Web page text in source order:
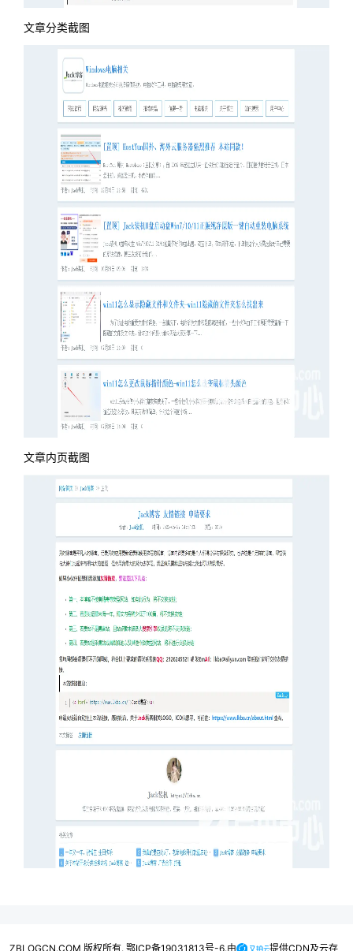
文章分类截图
文章内页截图
ZBLOGCN.COM 版权所有. 鄂ICP备19031813号-6.由 提供CDN及云存